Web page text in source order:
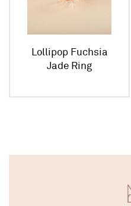
Lollipop Fuchsia
Jade Ring